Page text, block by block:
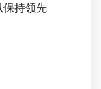
保持领先